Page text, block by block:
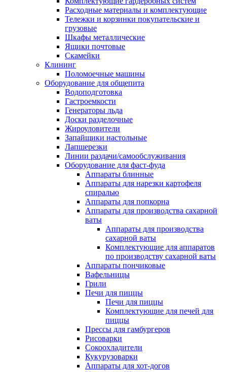
Расходные материалы и комплектующие
Тележки и корзинки покупательские и
грузовые
Шкафы металлические
Ящики почтовые
Скамейки
Клининг
Поломоечные машины
Оборудование для общепита
Водоподготовка
Гастроемкости
Генераторы льда
Доски разделочные
Жироуловители
Запайщики настольные
Лапшерезки
Линии раздачи/самообслуживания
Оборудование для фаст-фуда
Аппараты блинные
Аппараты для нарезки картофеля
спиралью
Аппараты для попкорна
Аппараты для производства сахарной
ваты
Аппараты для производства
сахарной ваты
Комплектующие для аппаратов
по производству сахарной ваты
Аппараты пончиковые
Вафельницы
Грили
Печи для пиццы
Печи для пиццы
Комплектующие для печей для
пиццы
Прессы для гамбургеров
Рисоварки
Сокоохладители
Кукурузоварки
Аппараты для хот-догов